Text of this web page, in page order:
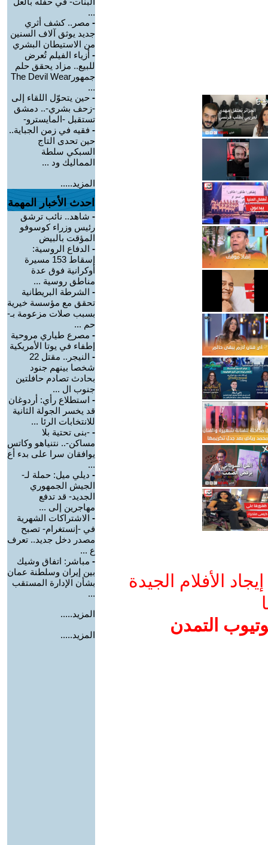
الأفلام الجيدة
التمدن
...
- مصر.. كشف أثري
جديد يوثق آلاف السنين
من الاستيطان البشري
- أزياء الفيلم تُعرض
للبيع.. مزاد يحقق حلم
جمهورThe Devil Wear
...
- حين يتحوّل اللقاء إلى
-زحف بشري-.. دمشق
تستقبل -المايسترو-
- فقيه في زمن الجباية..
حين تحدى التاج
السبكي سلطة
المماليك ود ...
المزيد.....
احدث الأخبار المهمة
- شاهد.. نائب ترشق
رئيس وزراء كوسوفو
المؤقت بالبيض
- الدفاع الروسية:
إسقاط 153 مسيرة
أوكرانية فوق عدة
مناطق روسية ...
- الشرطة البريطانية
تحقق مع مؤسسة خيرية
بسبب صلات مزعومة بـ-
حم ...
- مصرع طياري مروحية
إطفاء في يوتا الأمريكية
-
النيجر.. مقتل 22
شخصا بينهم جنود
بحادث تصادم حافلتين
جنوب ال ...
- استطلاع رأي: أردوغان
قد يخسر الجولة الثانية
للانتخابات الرئا ...
- -بنى تحتية بلا
مساكن-.. نتنياهو وكاتس
يوافقان سرا على بدء أع
...
- ديلي ميل: حملة لـ-
الجيش الجمهوري
الجديد- قد تدفع
مهاجرين إلى ...
- الاشتراكات الشهرية
في -إنستغرام- تصبح
مصدر دخل جديد.. تعرف
ع ...
- مباشر: اتفاق وشيك
بين إيران وسلطنة عمان
بشأن الإدارة المستقب
...
المزيد.....
المزيد.....